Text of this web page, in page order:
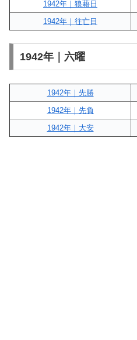
1942年｜狼藉日
1942年｜往亡日
1942年｜六曜
1942年｜先勝
1942年｜先負
1942年｜大安